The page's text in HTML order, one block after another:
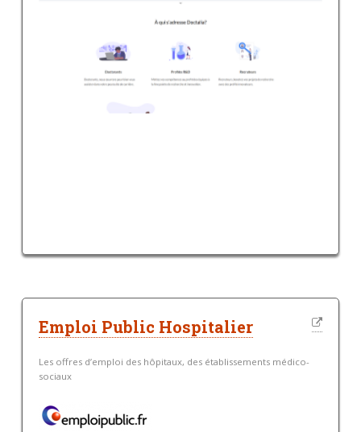
Emploi Public Hospitalier
Les offres d’emploi des hôpitaux, des établissements médico-
sociaux